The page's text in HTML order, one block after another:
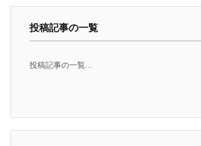
投稿記事の一覧
投稿記事の一覧...